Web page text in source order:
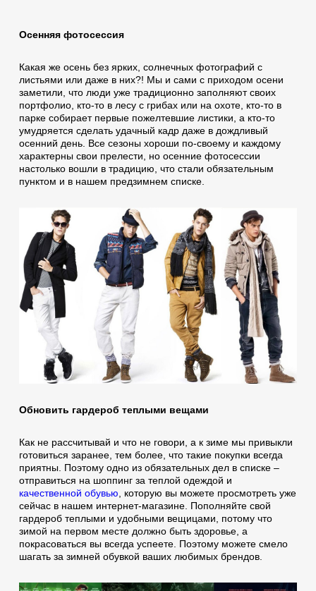
Осенняя фотосессия
Какая же осень без ярких, солнечных фотографий с
листьями или даже в них?! Мы и сами с приходом осени
заметили, что люди уже традиционно заполняют своих
портфолио, кто-то в лесу с грибах или на охоте, кто-то в
парке собирает первые пожелтевшие листики, а кто-то
умудряется сделать удачный кадр даже в дождливый
осенний день. Все сезоны хороши по-своему и каждому
характерны свои прелести, но осенние фотосессии
настолько вошли в традицию, что стали обязательным
пунктом и в нашем предзимнем списке.
Обновить гардероб теплыми вещами
Как не рассчитывай и что не говори, а к зиме мы привыкли
готовиться заранее, тем более, что такие покупки всегда
приятны. Поэтому одно из обязательных дел в списке –
отправиться на шоппинг за теплой одеждой и
качественной обувью, которую вы можете просмотреть уже
сейчас в нашем интернет-магазине. Пополняйте свой
гардероб теплыми и удобными вещицами, потому что
зимой на первом месте должно быть здоровье, а
покрасоваться вы всегда успеете. Поэтому можете смело
шагать за зимней обувкой ваших любимых брендов.